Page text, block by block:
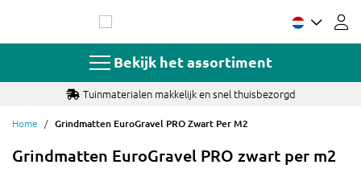
de
Bekijk het assortiment
Tuinmaterialen makkelijk en snel thuisbezorgd
Home Grindmatten EuroGravel PRO Zwart Per M2
Grindmatten EuroGravel PRO zwart per m2